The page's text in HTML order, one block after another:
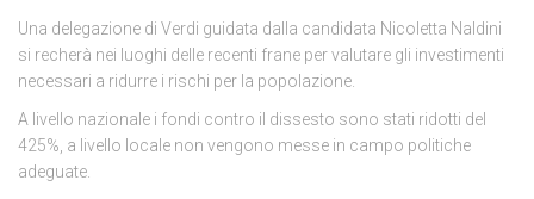
Una delegazione di Verdi guidata dalla candidata Nicoletta Naldini
si recherà nei luoghi delle recenti frane per valutare gli investimenti
necessari a ridurre i rischi per la popolazione.
A livello nazionale i fondi contro il dissesto sono stati ridotti del
425%, a livello locale non vengono messe in campo politiche
adeguate.